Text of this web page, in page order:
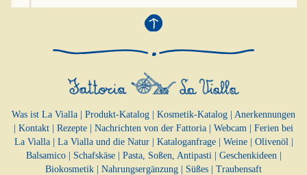
Was ist La Vialla Produkt-Katalog Kosmetik-Katalog
Anerkennungen
Kontakt Rezepte Nachrichten von der Fattoria Webcam
Ferien bei
La Vialla| La Vialla und die Natur| Kataloganfrage| Weine| Olivenöl|
Balsamico| Schafskäse| Pasta, Soßen, Antipasti| Geschenkideen|
Biokosmetik
Nahrungsergänzung Süßes Traubensaft